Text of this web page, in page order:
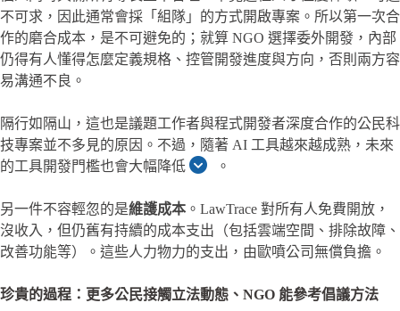
不可求，因此通常會採「組隊」的方式開啟專案。所以第一次合
作的磨合成本，是不可避免的；就算 NGO 選擇委外開發，內部
仍得有人懂得怎麼定義規格、控管開發進度與方向，否則兩方容
易溝通不良。
隔行如隔山，這也是議題工作者與程式開發者深度合作的公民科
技專案並不多見的原因。不過，隨著 AI 工具越來越成熟，未來
的工具開發門檻也會大幅降低
。
另一件不容輕忽的是維護成本 。LawTrace 對所有人免費開放，
沒收入，但仍舊有持續的成本支出（包括雲端空間、排除故障、
改善功能等）。這些人力物力的支出，由歐噴公司無償負擔。
珍貴的過程：更多公民接觸立法動態、NGO 能參考倡議方法